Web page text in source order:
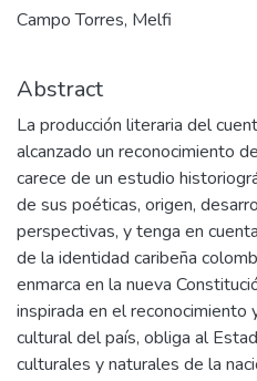
Campo Torres, Melfi
Abstract
La producción literaria del
alcanzado un reconocimiento
carece de un estudio
de sus poéticas, origen,
perspectivas, y tenga en
de la identidad caribeña
enmarca en la nueva
inspirada en el
cultural del país, obliga al
culturales y naturales de la